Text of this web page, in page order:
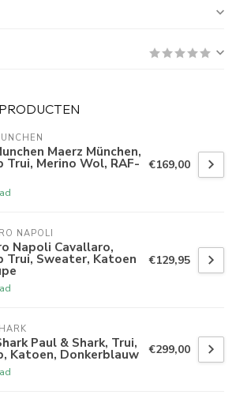
Maerz München,
Trui, Merino Wol, RAF- €169,00
NAPOLI
Napoli Cavallaro,
Trui, Sweater, Katoen €129,95
Paul & Shark, Trui,
Katoen, Donkerblauw €299,00